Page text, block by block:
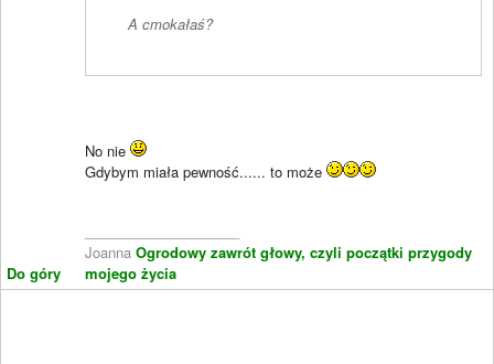
Do góry
A cmokałaś?
No nie
Gdybym miała pewność...... to może
Joanna Ogrodowy zawrót głowy, czyli początki przygody
mojego życia